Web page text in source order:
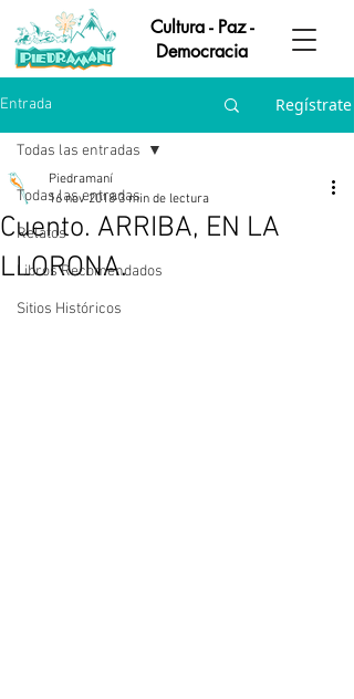
Cultura - Paz -
Democracia
Entrada Regístrate
Todas las entradas
Relatos
Libros Recomendados
Sitios Históricos
Todas las entradas
Cuento. ARRIBA, EN LA
LLORONA.
Piedramaní
16 nov 2018 3 min de lectura